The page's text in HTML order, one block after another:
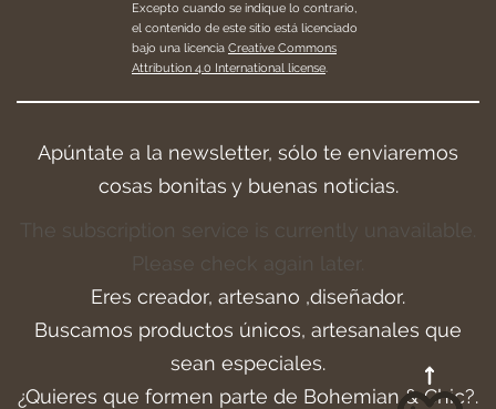
Excepto cuando se indique lo contrario,
el contenido de este sitio está licenciado
bajo una licencia Creative Commons
Attribution 4.0 International license.
Apúntate a la newsletter, sólo te enviaremos
cosas bonitas y buenas noticias.
The subscription service is currently unavailable.
Please check again later.
Eres creador, artesano ,diseñador.
Buscamos productos únicos, artesanales que
sean especiales.
¿Quieres que formen parte de Bohemian & Chic?.